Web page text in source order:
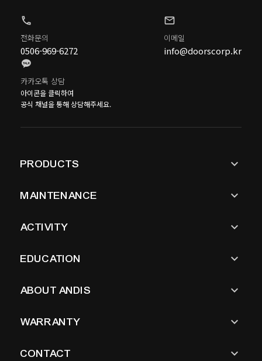
phone
전화문의
0506-969-6272
mail
이메일
info@doorscorp.kr
카카오톡 상담
아이콘을 클릭하여
공식 채널을 통해 상담해주세요.
PRODUCTS keyboard_arrow_down
MAINTENANCE keyboard_arrow_down
ACTIVITY keyboard_arrow_down
EDUCATION keyboard_arrow_down
ABOUT ANDIS keyboard_arrow_down
WARRANTY keyboard_arrow_down
CONTACT keyboard_arrow_down